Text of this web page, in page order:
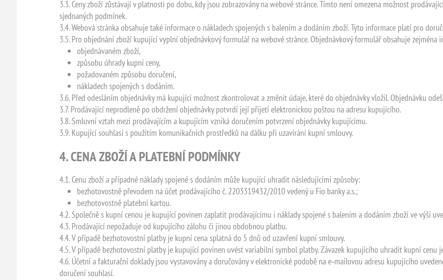
3.3. Ceny zboží zůstávají v platnosti po dobu, kdy jsou zobrazovány na webové stránce. Tímto není omezena možnost
sjednaných podmínek.
3.4. Webová stránka obsahuje také informace o nákladech spojených s balením a dodáním zboží. Tyto informace platí pro
3.5. Pro objednání zboží kupující vyplní objednávkový formulář na webové stránce. Objednávkový formulář obsahuje zejména
objednávaném zboží,
způsobu úhrady kupní ceny,
požadovaném způsobu doručení,
nákladech spojených s dodáním.
3.6. Před odesláním objednávky má kupující možnost zkontrolovat a změnit údaje, které do objednávky vložil. Objednávku
3.7. Prodávající neprodleně po obdržení objednávky potvrdí její přijetí elektronickou poštou na adresu kupujícího.
3.8. Smluvní vztah mezi prodávajícím a kupujícím vzniká doručením potvrzení objednávky kupujícímu.
3.9. Kupující souhlasí s použitím komunikačních prostředků na dálku při uzavírání kupní smlouvy.
4. CENA ZBOŽÍ A PLATEBNÍ PODMÍNKY
4.1. Cenu zboží a případné náklady spojené s dodáním může kupující uhradit následujícími způsoby:
bezhotovostně převodem na účet prodávajícího č. 2203319432/2010 vedený u Fio banky a.s.;
bezhotovostně platební kartou.
4.2. Společně s kupní cenou je kupující povinen zaplatit prodávajícímu i náklady spojené s balením a dodáním zboží ve výši
4.3. Prodávající nepožaduje od kupujícího zálohu či jinou obdobnou platbu.
4.4. V případě bezhotovostní platby je kupní cena splatná do 5 dnů od uzavření kupní smlouvy.
4.5. V případě bezhotovostní platby je kupující povinen uvést variabilní symbol platby. Závazek kupujícího uhradit kupní cenu
4.6. Účetní a fakturační doklady jsou vystavovány a doručovány v elektronické podobě na e‑mailovou adresu kupujícího
doručení souhlasí.